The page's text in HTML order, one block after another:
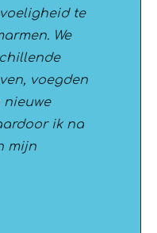
te
We
voegden
ik na
mijn